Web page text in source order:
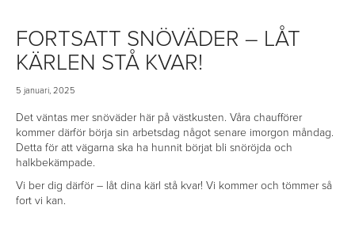
FORTSATT SNÖVÄDER – LÅT
KÄRLEN STÅ KVAR!
5 januari, 2025
Det väntas mer snöväder här på västkusten. Våra chaufförer
kommer därför börja sin arbetsdag något senare imorgon måndag.
Detta för att vägarna ska ha hunnit börjat bli snöröjda och
halkbekämpade.
Vi ber dig därför – låt dina kärl stå kvar! Vi kommer och tömmer så
fort vi kan.